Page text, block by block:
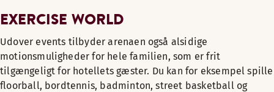
EXERCISE WORLD
Udover events tilbyder arenaen også alsidige
motionsmuligheder for hele familien, som er frit
tilgængeligt for hotellets gæster. Du kan for eksempel spille
floorball, bordtennis, badminton, street basketball og